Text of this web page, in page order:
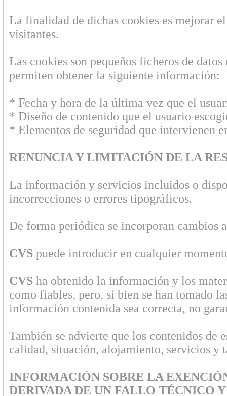
La finalidad de dichas cookies es mejorar
visitantes.
Las cookies son pequeños ficheros de
permiten obtener la siguiente información:
* Fecha y hora de la última vez que el
* Diseño de contenido que el usuario
* Elementos de seguridad que intervienen
RENUNCIA Y LIMITACIÓN DE LA
La información y servicios incluidos o
incorrecciones o errores tipográficos.
De forma periódica se incorporan cambios
CVSpuede introducir en cualquier
CVSha obtenido la información y los
como fiables, pero, si bien se han tomado
información contenida sea correcta, no
También se advierte que los contenidos
calidad, situación, alojamiento, servicios y
INFORMACIÓN SOBRE LA
DERIVADA DE UN FALLO TÉCNICO